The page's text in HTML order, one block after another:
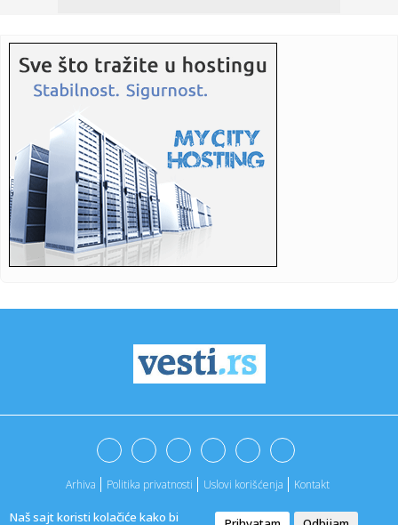
Naš sajt koristi kolačiće kako bi
23:31:Suzana Mančić proslavila 50 godina karijere! Ova pesma ju
je pr...
23:30:Koje projekte iz socijlane zaštite je predložila komisija za
23:25:Počinje bitka za Raj-Aleksandrovku: Osvajanje presudno za
udar n...
23:18:Siti se vratio na prvo mesto: Arsenal je kažnjen za sve
kikseve ...
ALIMPIJEVIĆ PLANUO POSLE PORAZA: Trener Bešiktaša
opsovao na s...
23:07:Fudbaleri Bajerna u finalu Kupa Njemačke
Test ličnosti: Izaberite predmet i saznajte koja je vaša
23:05:Minić: Zaduženost Republike Srpske najmanja u regionu
Arhiva Politika privatnosti Uslovi korišćenja Kontakt